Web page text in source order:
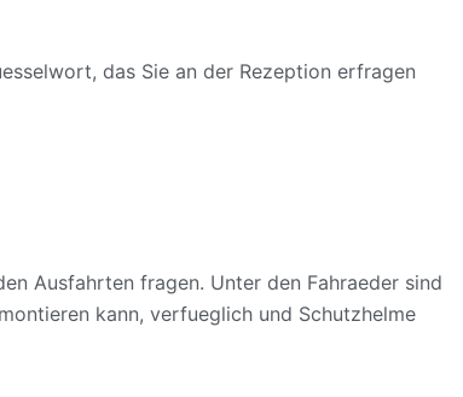
das Sie an der Rezeption erfragen
Ausfahrten fragen. Unter den Fahraeder sind
kann, verfueglich und Schutzhelme